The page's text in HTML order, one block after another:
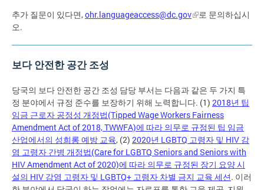
추가 질문이 있다면,ohr.languageaccess@dc.gov
로 문의하십시
오.
보다 안전한 공간 조성
당국의 보다 안전한 공간 조성 담당 부서는 다음과 같은 두 가지 특
정 분야에서 규정 준수를 보장하기 위해 노력합니다. (1) 2018년 팁
임금 근로자 공정성 개정법(Tipped Wage Workers Fairness
Amendment Act of 2018, TWWFA)에 따라 의무로 규정된 팁 임금
산업에서의 성희롱 예방 교육, (2) 2020년 LGBTQ 고령자 및 HIV 감
염 고령자 간병 개정법(Care for LGBTQ Seniors and Seniors with
HIV Amendment Act of 2020)에 따라 의무로 규정된 장기 요양 시
설의 HIV 감염 고령자 및 LGBTQ+ 고령자 차별 금지 교육 세션. 이러